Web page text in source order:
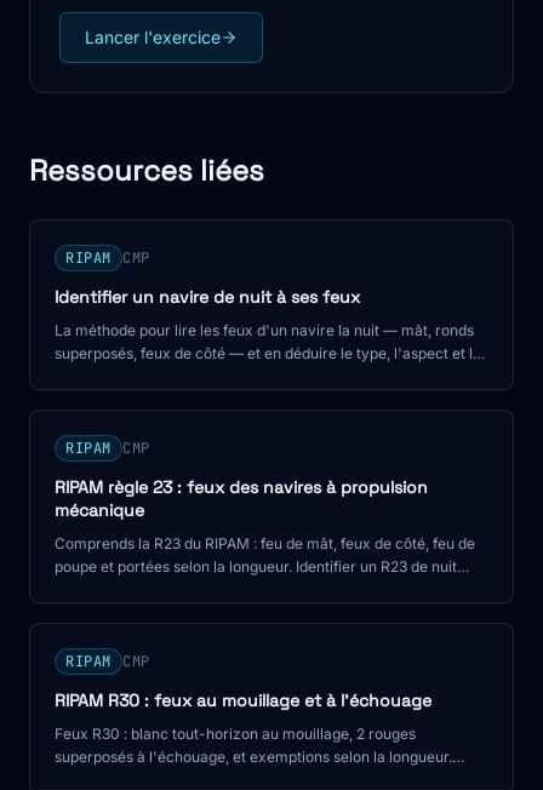
Lancer l'exercice
Ressources liées
RIPAM CMP
Identifier un navire de nuit à ses feux
La méthode pour lire les feux d'un navire la nuit — mât, ronds
superposés, feux de côté — et en déduire le type, l'aspect et la
RIPAM CMP
RIPAM règle 23 : feux des navires à propulsion
mécanique
Comprends la R23 du RIPAM : feu de mât, feux de côté, feu de
poupe et portées selon la longueur. Identifier un R23 de nuit
RIPAM CMP
RIPAM R30 : feux au mouillage et à l'échouage
Feux R30 : blanc tout-horizon au mouillage, 2 rouges
superposés à l'échouage, et exemptions selon la longueur.